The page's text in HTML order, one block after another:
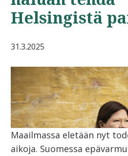
Helsingistä
31.3.2025
Maailmassa eletään nyt
aikoja. Suomessa